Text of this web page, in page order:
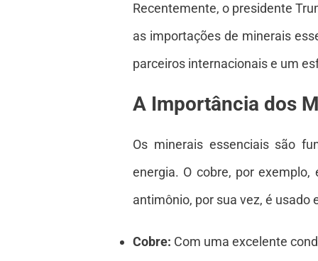
Recentemente, o presidente
as importações de minerais
parceiros internacionais e um
A Importância dos
Os minerais essenciais são
energia. O cobre, por
antimônio, por sua vez, é
Cobre: Com uma excelente